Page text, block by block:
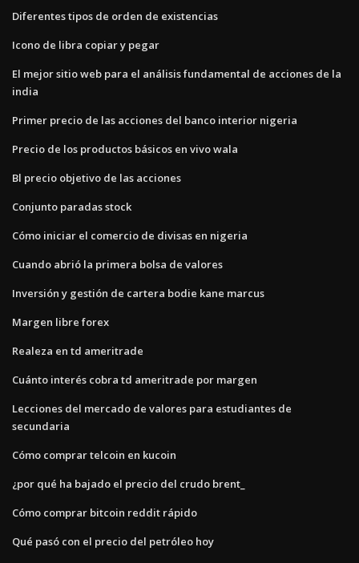
Diferentes tipos de orden de existencias
Icono de libra copiar y pegar
El mejor sitio web para el análisis fundamental de acciones de la
india
Primer precio de las acciones del banco interior nigeria
Precio de los productos básicos en vivo wala
Bl precio objetivo de las acciones
Conjunto paradas stock
Cómo iniciar el comercio de divisas en nigeria
Cuando abrió la primera bolsa de valores
Inversión y gestión de cartera bodie kane marcus
Margen libre forex
Realeza en td ameritrade
Cuánto interés cobra td ameritrade por margen
Lecciones del mercado de valores para estudiantes de
secundaria
Cómo comprar telcoin en kucoin
¿por qué ha bajado el precio del crudo brent_
Cómo comprar bitcoin reddit rápido
Qué pasó con el precio del petróleo hoy